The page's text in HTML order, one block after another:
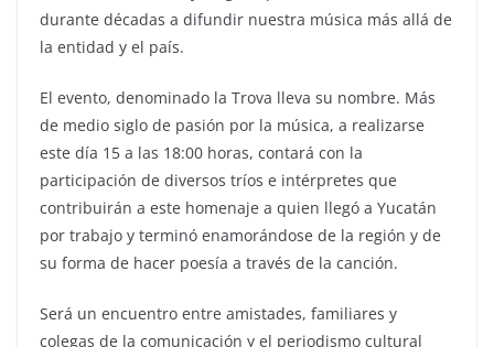
durante décadas a difundir nuestra música más allá de
la entidad y el país.
El evento, denominado la Trova lleva su nombre. Más
de medio siglo de pasión por la música, a realizarse
este día 15 a las 18:00 horas, contará con la
participación de diversos tríos e intérpretes que
contribuirán a este homenaje a quien llegó a Yucatán
por trabajo y terminó enamorándose de la región y de
su forma de hacer poesía a través de la canción.
Será un encuentro entre amistades, familiares y
colegas de la comunicación y el periodismo cultural